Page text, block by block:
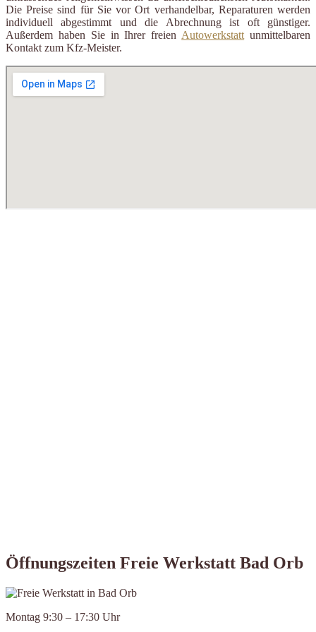
Die Preise sind für Sie vor Ort verhandelbar, Reparaturen werden
individuell abgestimmt und die Abrechnung ist oft günstiger.
Außerdem haben Sie in Ihrer freienAutowerkstattunmittelbaren
Kontakt zum Kfz-Meister.
Öffnungszeiten Freie Werkstatt Bad Orb
Montag 9:30 – 17:30 Uhr